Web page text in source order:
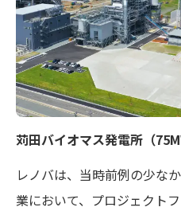
するリスクがありました。
限や資材調達・物流の混乱
を主導。現地のパートナー
の解決策を迅速に提示する
進しました。
苅田バイオマス発電所 （
レノバは、当時前例の少な
業において、プロジェクト